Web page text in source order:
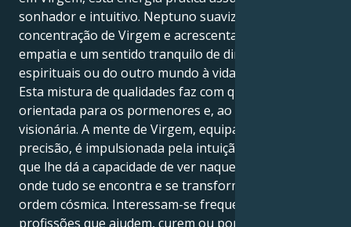
sonhador e intuitivo. Neptuno suaviza a
concentração de Virgem e acrescenta imaginação,
empatia e um sentido tranquilo de dimensões
espirituais ou do outro mundo à vida.
Esta mistura de qualidades faz com que a pessoa seja
orientada para os pormenores e, ao mesmo tempo,
visionária. A mente de Virgem, equipada com
precisão, é impulsionada pela intuição de Neptuno,
que lhe dá a capacidade de ver naquela linha preciosa
onde tudo se encontra e se transforma numa outra
ordem cósmica. Interessam-se frequentemente por
profissões que ajudem, curem ou por projectos